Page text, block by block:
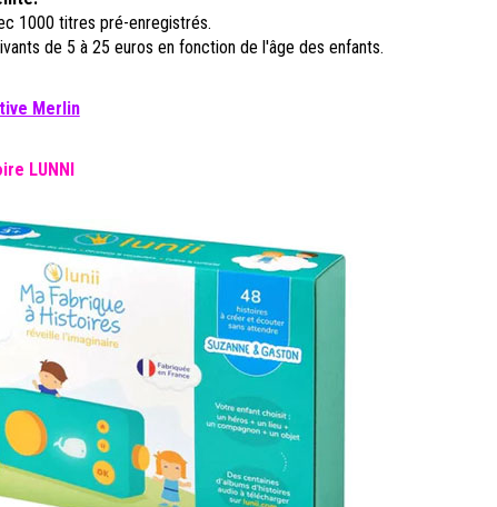
1000 titres pré-enregistrés.
de 5 à 25 euros en fonction de l'âge des enfants.
Merlin
LUNNI